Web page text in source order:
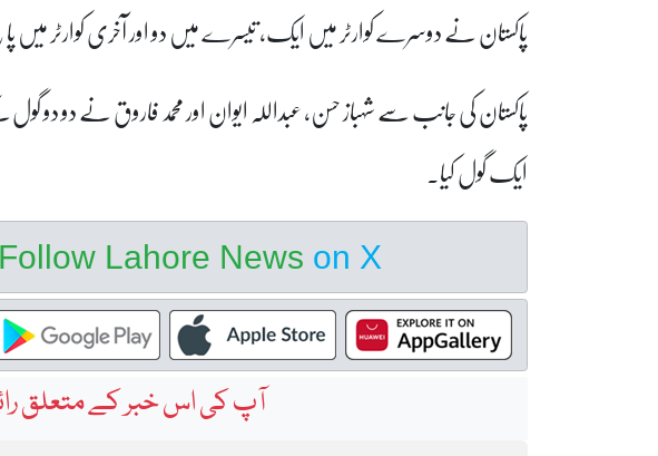
پاکستان نے دوسرے کوارٹر میں ایک، تیسرے میں دو اور آخری کوارٹر میں
پاکستان کی جانب سے شہباز حسن، عبداللہ ایوان اور محمد فاروق نے دو دو
ایک گول کیا۔
Follow Lahore News on X
آپ کی اس خبر کے متعلق